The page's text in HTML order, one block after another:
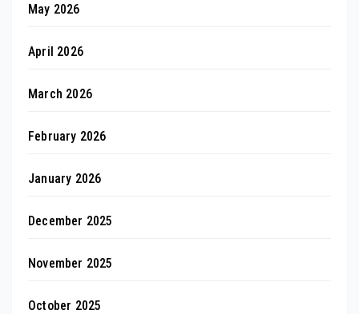
May 2026
April 2026
March 2026
February 2026
January 2026
December 2025
November 2025
October 2025